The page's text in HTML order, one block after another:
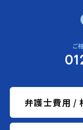
ご
弁護士費用 /